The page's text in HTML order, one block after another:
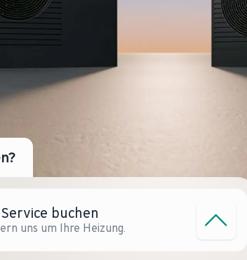
buchen
uns um Ihre Heizung.
reparieren.